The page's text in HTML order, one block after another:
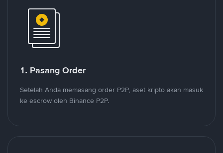
1. Pasang Order
Setelah Anda memasang order P2P, aset kripto akan masuk
ke escrow oleh Binance P2P.